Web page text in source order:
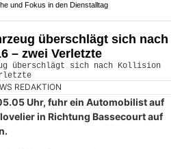
und Fokus in den Dienstalltag
überschlägt sich nach
– zwei Verletzte
REDAKTION
Uhr, fuhr ein Automobilist auf
in Richtung Bassecourt auf